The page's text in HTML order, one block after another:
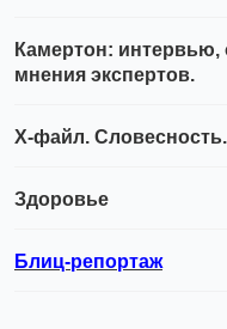
Камертон:
мнения экспертов.
Х-файл.
Здоровье
Блиц-репортаж